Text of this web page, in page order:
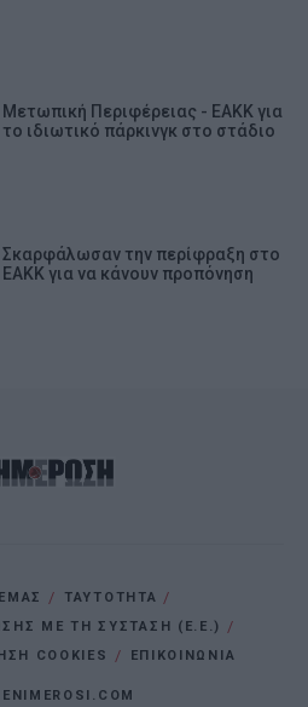
Μετωπική Περιφέρειας - ΕΑΚΚ για
το ιδιωτικό πάρκινγκ στο στάδιο
Σκαρφάλωσαν την περίφραξη στο
ΕΑΚΚ για να κάνουν προπόνηση
ΤΑΥΤΟΤΗΤΑ
ΜΕ ΤΗ ΣΥΣΤΑΣΗ (Ε.Ε.)
COOKIES ΕΠΙΚΟΙΝΩΝΙΑ